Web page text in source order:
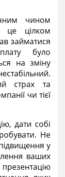
чином
це цілком
займатися
було
на зміну
страх та
чи тієї
дати собі
Не
у
ваших
презентацію